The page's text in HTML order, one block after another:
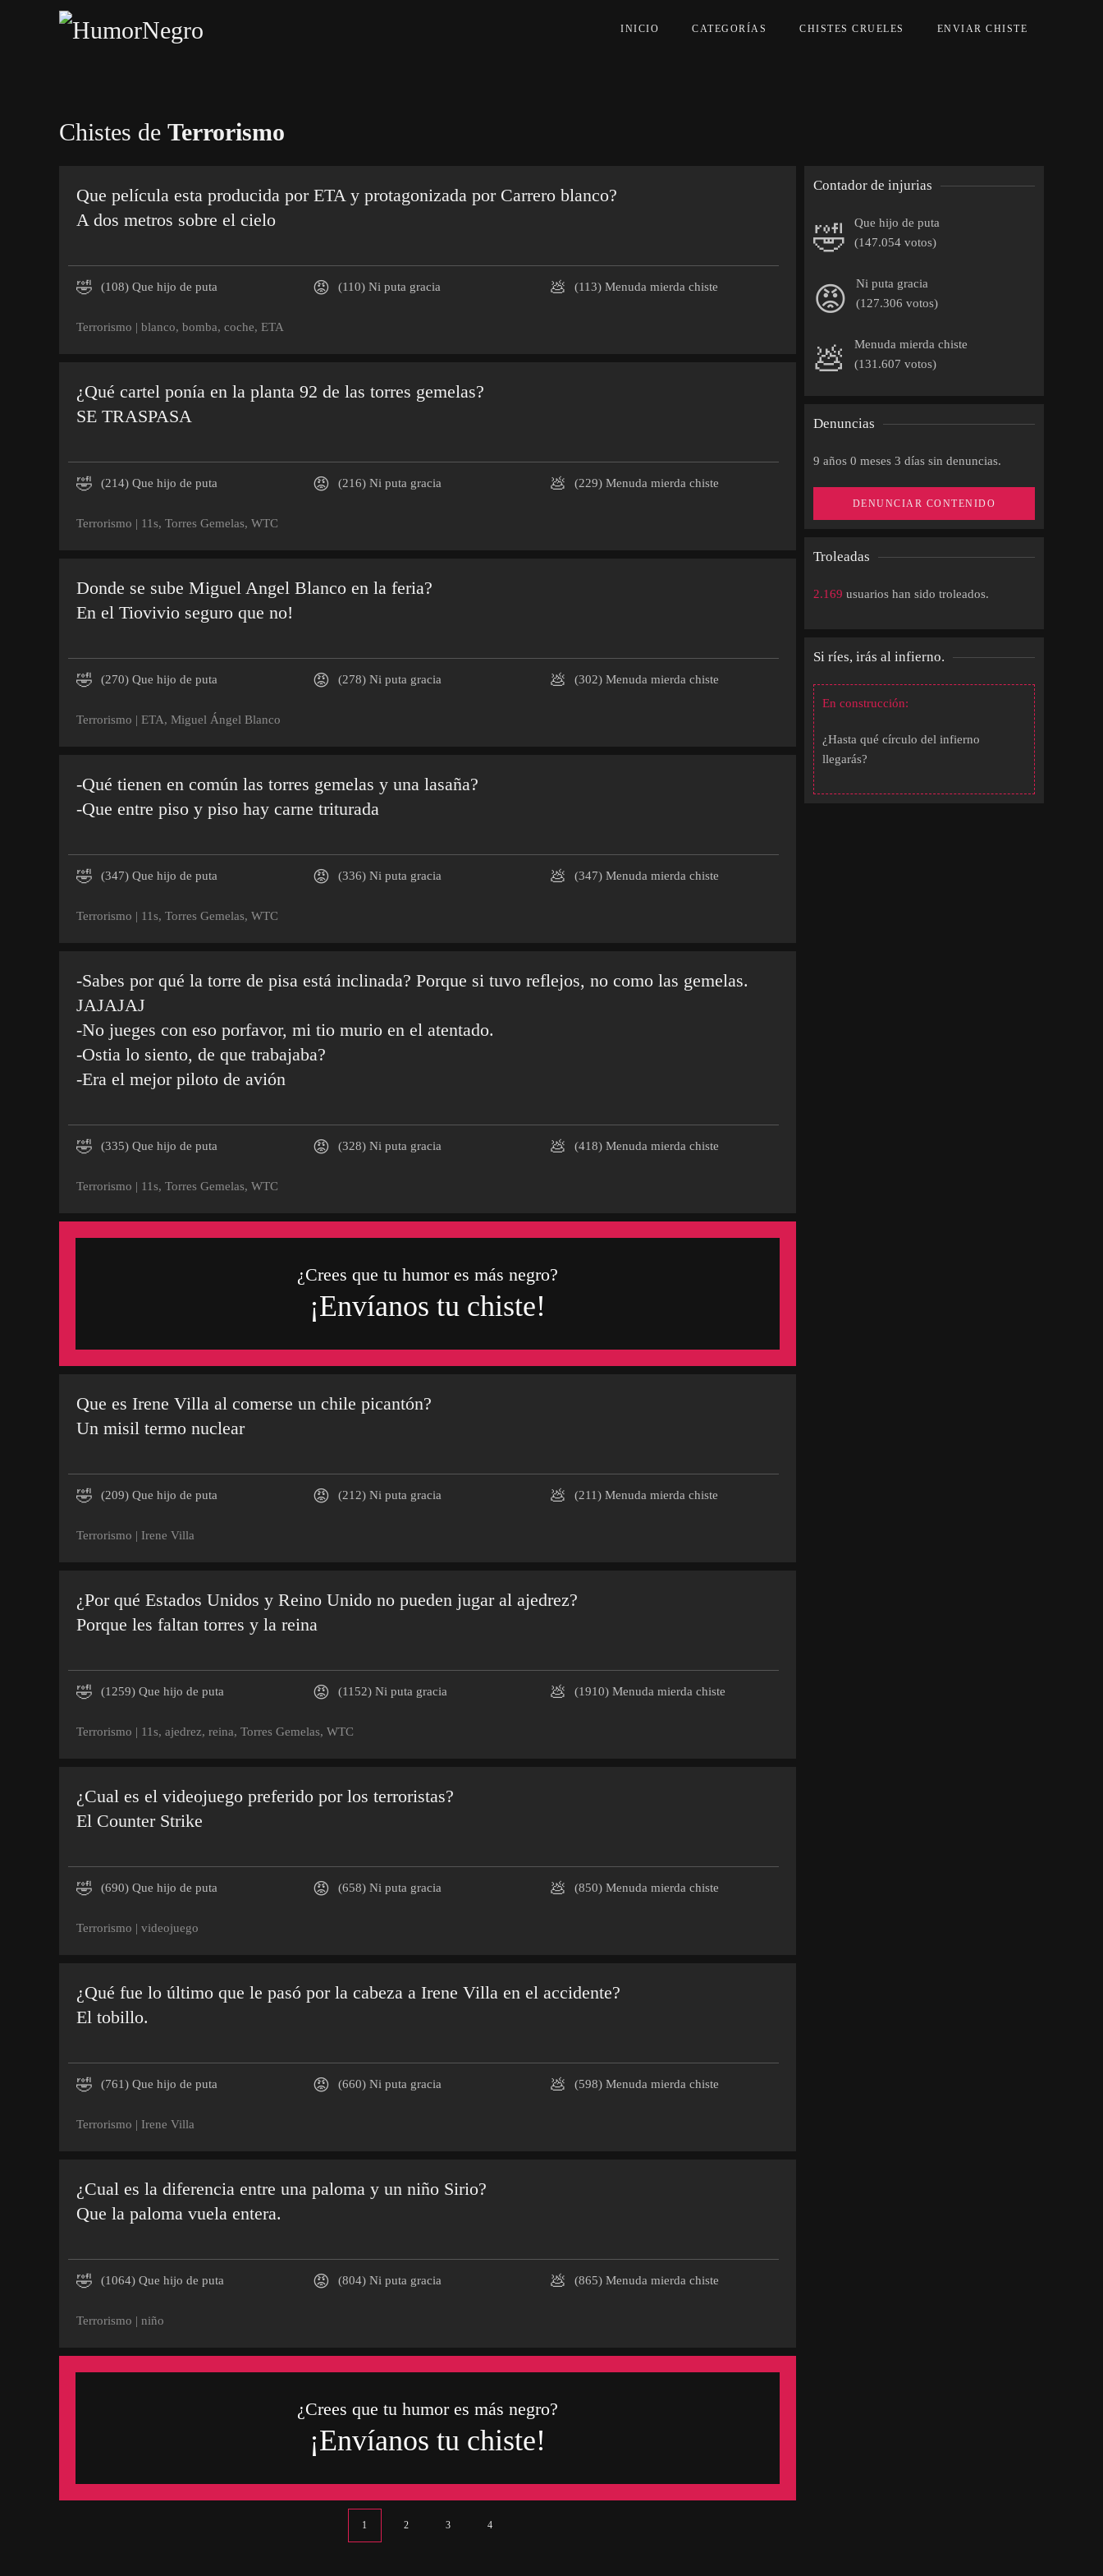
INICIO CATEGORÍAS CHISTES CRUELES ENVIAR CHISTE
Chistes de Terrorismo
Que película esta producida por ETA y protagonizada por Carrero blanco?
A dos metros sobre el cielo
🤣 (108) Que hijo de puta 😡 (110) Ni puta gracia 💩 (113)Menuda mierda chiste
Terrorismo | blanco, bomba, coche, ETA
¿Qué cartel ponía en la planta 92 de las torres gemelas?
SE TRASPASA
🤣 (214) Que hijo de puta 😡 (216) Ni puta gracia 💩 (229)Menuda mierda chiste
Terrorismo | 11s, Torres Gemelas, WTC
Donde se sube Miguel Angel Blanco en la feria?
En el Tiovivio seguro que no!
🤣 (270) Que hijo de puta 😡 (278) Ni puta gracia 💩 (302)Menuda mierda chiste
Terrorismo | ETA, Miguel Ángel Blanco
-Qué tienen en común las torres gemelas y una lasaña?
-Que entre piso y piso hay carne triturada
🤣 (347) Que hijo de puta 😡 (336) Ni puta gracia 💩 (347)Menuda mierda chiste
Terrorismo | 11s, Torres Gemelas, WTC
-Sabes por qué la torre de pisa está inclinada? Porque si tuvo reflejos, no como las gemelas.
JAJAJAJ
-No jueges con eso porfavor, mi tio murio en el atentado.
-Ostia lo siento, de que trabajaba?
-Era el mejor piloto de avión
🤣 (335) Que hijo de puta 😡 (328) Ni puta gracia 💩 (418)Menuda mierda chiste
Terrorismo | 11s, Torres Gemelas, WTC
¿Crees que tu humor es más negro?
¡Envíanos tu chiste!
Que es Irene Villa al comerse un chile picantón?
Un misil termo nuclear
🤣 (209) Que hijo de puta 😡 (212) Ni puta gracia 💩 (211)Menuda mierda chiste
Terrorismo | Irene Villa
¿Por qué Estados Unidos y Reino Unido no pueden jugar al ajedrez?
Porque les faltan torres y la reina
🤣 (1259) Que hijo de puta 😡 (1152) Ni puta gracia 💩 (1910)Menuda mierda chiste
Terrorismo | 11s, ajedrez, reina, Torres Gemelas, WTC
¿Cual es el videojuego preferido por los terroristas?
El Counter Strike
🤣 (690) Que hijo de puta 😡 (658) Ni puta gracia 💩 (850)Menuda mierda chiste
Terrorismo | videojuego
¿Qué fue lo último que le pasó por la cabeza a Irene Villa en el accidente?
El tobillo.
🤣 (761) Que hijo de puta 😡 (660) Ni puta gracia 💩 (598)Menuda mierda chiste
Terrorismo | Irene Villa
¿Cual es la diferencia entre una paloma y un niño Sirio?
Que la paloma vuela entera.
🤣 (1064) Que hijo de puta 😡 (804) Ni puta gracia 💩 (865)Menuda mierda chiste
Terrorismo | niño
¿Crees que tu humor es más negro?
¡Envíanos tu chiste!
1 2 3 4
Contador de injurias
🤣
Que hijo de puta
(147.054 votos)
😡
Ni puta gracia
(127.306 votos)
💩
Menuda mierda chiste
(131.607 votos)
Denuncias
9 años 0 meses 3 días sin denuncias.
DENUNCIAR CONTENIDO
Troleadas
2.169 usuarios han sido troleados.
Si ríes, irás al infierno.
En construcción:
¿Hasta qué círculo del infierno
llegarás?